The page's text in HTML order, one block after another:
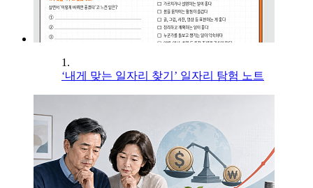
1.
‘내게 맞는 일자리 찾기’ 일자리 탐험 노트